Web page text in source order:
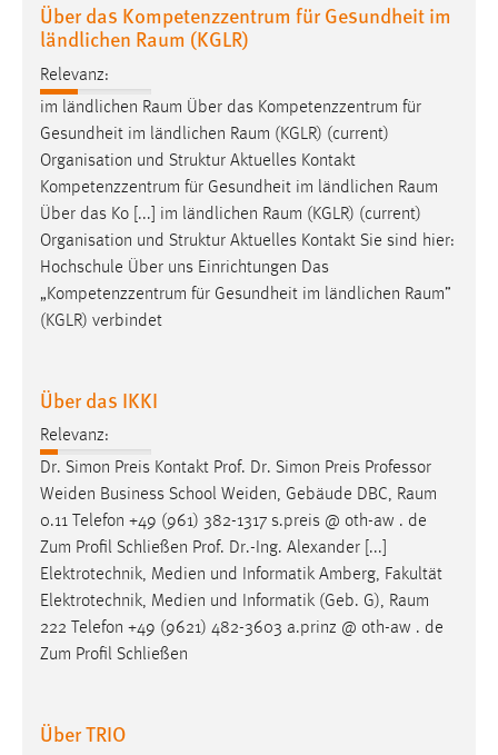
Über das Kompetenzzentrum für Gesundheit im
ländlichen Raum (KGLR)
Relevanz:
im ländlichen Raum Über das Kompetenzzentrum für
Gesundheit im ländlichen Raum (KGLR) (current)
Organisation und Struktur Aktuelles Kontakt
Kompetenzzentrum für Gesundheit im ländlichen Raum
Über das Ko [...] im ländlichen Raum (KGLR) (current)
Organisation und Struktur Aktuelles Kontakt Sie sind hier:
Hochschule Über uns Einrichtungen Das
„Kompetenzzentrum für Gesundheit im ländlichen Raum”
(KGLR) verbindet
Über das IKKI
Relevanz:
Dr. Simon Preis Kontakt Prof. Dr. Simon Preis Professor
Weiden Business School Weiden, Gebäude DBC, Raum
0.11 Telefon +49 (961) 382-1317 s.preis @ oth-aw . de
Zum Profil Schließen Prof. Dr.-Ing. Alexander [...]
Elektrotechnik, Medien und Informatik Amberg, Fakultät
Elektrotechnik, Medien und Informatik (Geb. G), Raum
222 Telefon +49 (9621) 482-3603 a.prinz @ oth-aw . de
Zum Profil Schließen
Über TRIO